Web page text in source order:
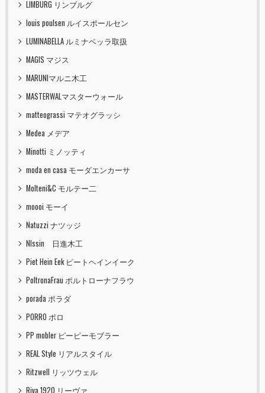
LIMBURG リンブルグ
louis poulsen ルイスポールセン
LUMINABELLA ルミナベッラ取扱
MAGIS マジス
MARUNIマルニ木工
MASTERWALマスターウォール
matteograssi マテオグラッシ
Medea メデア
Minotti ミノッティ
moda en casa モーダエンカーサ
Molteni&C モルテー二
moooi モーイ
Natuzzi ナツッジ
NIssin 日進木工
Piet Hein Eek ピートヘインイーク
PoltronaFrau ポルトローナフラウ
porada ポラダ
PORRO ポロ
PP mobler ピーピーモブラー
REAL Style リアルスタイル
Ritzwell リッツウェル
Riva 1920 リーヴァ